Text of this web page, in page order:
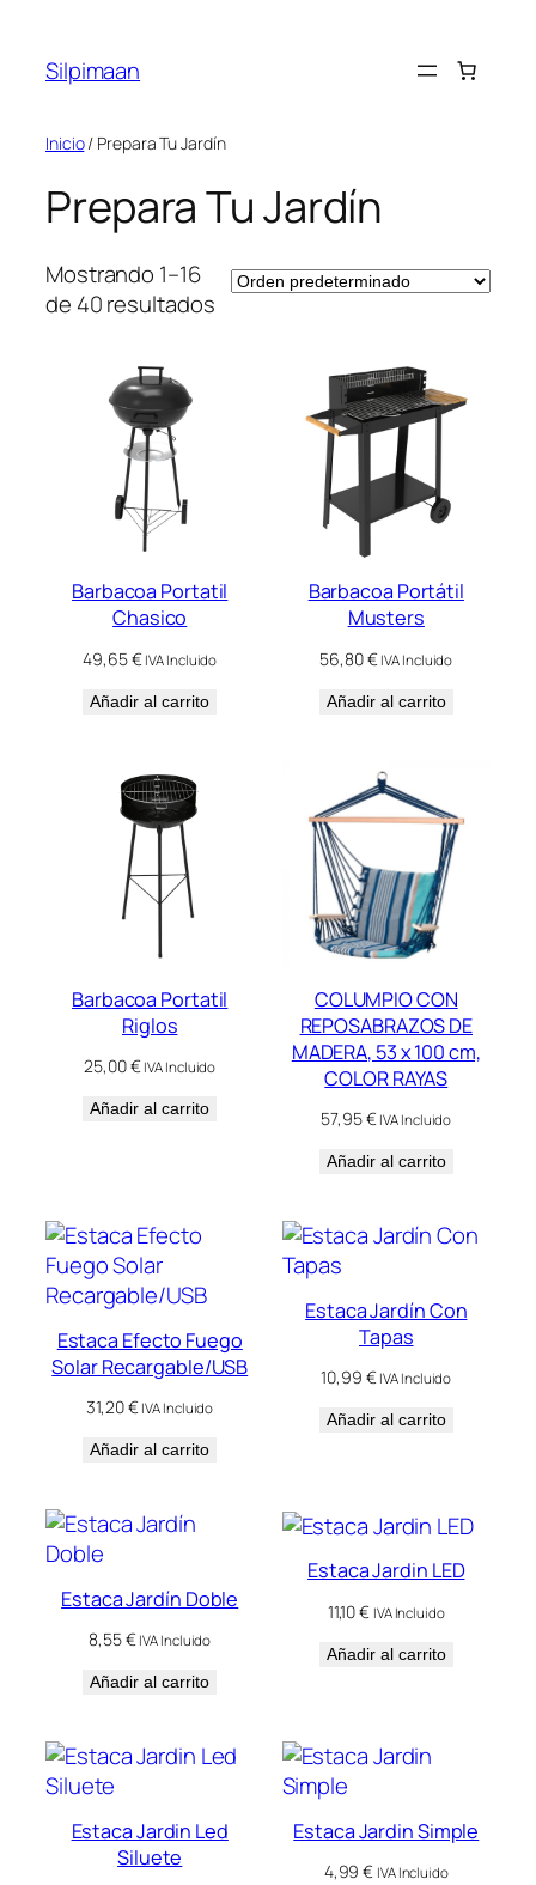
contenido
Silpimaan
Inicio/ Prepara Tu Jardín
Prepara Tu Jardín
Mostrando 1–16
de 40 resultados
Barbacoa Portatil
Chasico
49,65€ IVA Incluido
Añadir al carrito
Barbacoa Portátil
Musters
56,80€ IVA Incluido
Añadir al carrito
Barbacoa Portatil
Riglos
25,00€ IVA Incluido
Añadir al carrito
COLUMPIO CON
REPOSABRAZOS DE
MADERA, 53 x 100 cm,
COLOR RAYAS
57,95€ IVA Incluido
Añadir al carrito
Estaca Efecto Fuego
Solar Recargable/USB
31,20€ IVA Incluido
Añadir al carrito
Estaca Jardín Con
Tapas
10,99 € IVA Incluido
Añadir al carrito
Estaca Jardín Doble
8,55€ IVA Incluido
Añadir al carrito
Estaca Jardin LED
11,10€ IVA Incluido
Añadir al carrito
Estaca Jardin Led
Siluete
Estaca Jardin Simple
4,99€ IVA Incluido